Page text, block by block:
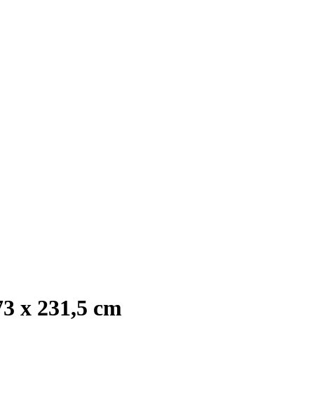
x 231,5 cm